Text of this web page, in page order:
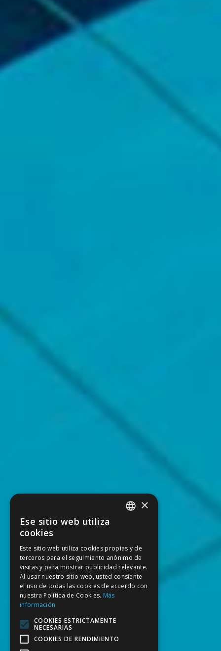
ENGLISH
FRENCH
×
Ese sitio web utiliza
cookies
Este sitio web utiliza cookies propias y de
terceros para el seguimiento anónimo de
visitas y para mostrar publicidad relevante.
Al usar nuestro sitio web, usted consiente
el uso de todas las cookies de acuerdo con
nuestra Política de Cookies. Más
información
COOKIES ESTRICTAMENTE
NECESARIAS
COOKIES DE RENDIMIENTO